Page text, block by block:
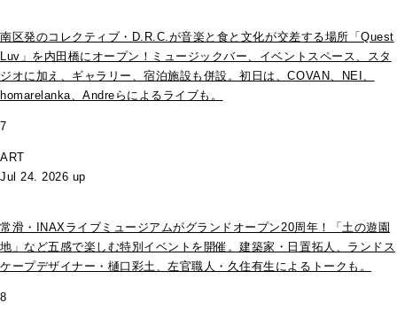
南区発のコレクティブ・D.R.C.が⾳楽と⾷と⽂化が交差する場所「Quest
Luv」を内田橋にオープン！ミュージックバー、イベントスペース、スタ
ジオに加え、ギャラリー、宿泊施設も併設。初日は、COVAN、NEI、
homarelanka、Andreらによるライブも。
7
ART
Jul 24. 2026 up
常滑・INAXライブミュージアムがグランドオープン20周年！「土の遊園
地」など五感で楽しむ特別イベントを開催。建築家・日置拓人、ランドス
ケープデザイナー・樋口彩土、左官職人・久住有生によるトークも。
8